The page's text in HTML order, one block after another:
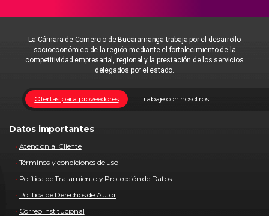
La Cámara de Comercio de Bucaramanga trabaja por el desarrollo
socioeconómico de la región mediante el fortalecimiento de la
competitividad empresarial, regional y la prestación de los servicios
delegados por el estado.
Trabaje con nosotros
Ofertas para proveedores
Datos importantes
Atencion al Cliente
Términos y condiciones de uso
Política de Tratamiento y Protección de Datos
Política de Derechos de Autor
Correo Institucional